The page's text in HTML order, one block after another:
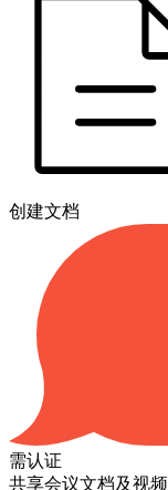
创建文档
需认证
共享会议文档及视频